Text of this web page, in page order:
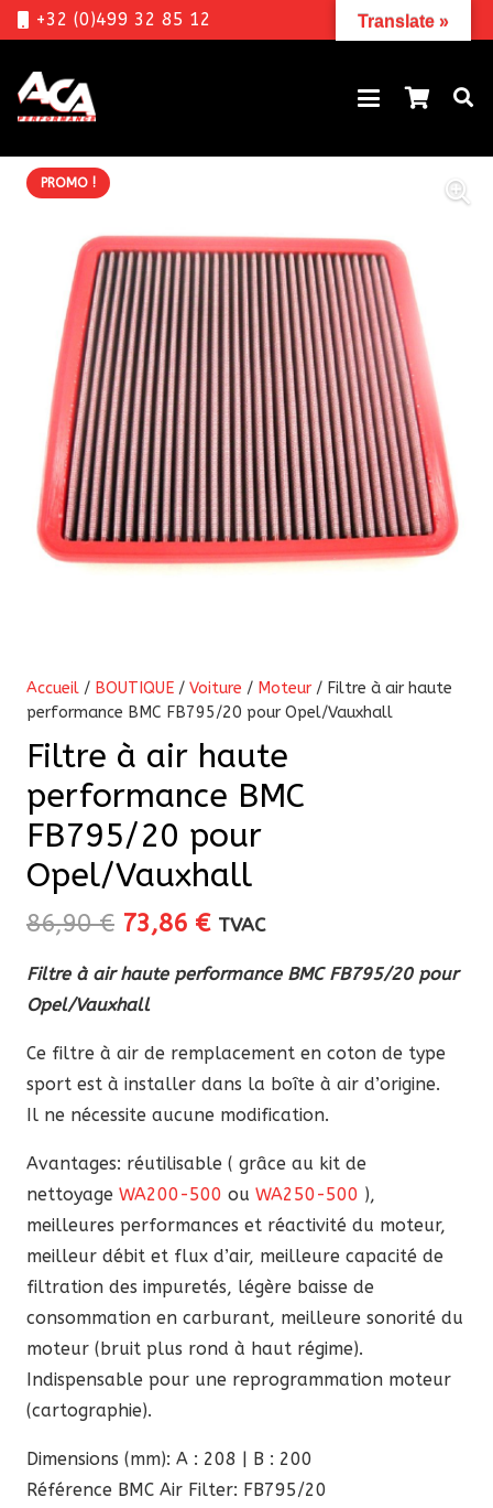
+32 (0)499 32 85 12
PROMO !
Accueil / BOUTIQUE / Voiture / Moteur / Filtre à air haute
performance BMC FB795/20 pour Opel/Vauxhall
Filtre à air haute
performance BMC
FB795/20 pour
Opel/Vauxhall
86,90€ Le
initial
était :
86,90 €.
73,86 €Le
actuel
73,86 €.
TVAC
Filtre à air haute performance BMC FB795/20 pour
Opel/Vauxhall
Ce filtre à air de remplacement en coton de type
sport est à installer dans la boîte à air d’origine.
Il ne nécessite aucune modification.
Avantages: réutilisable ( grâce au kit de
nettoyage WA200-500 ou WA250-500 ),
meilleures performances et réactivité du moteur,
meilleur débit et flux d’air, meilleure capacité de
filtration des impuretés, légère baisse de
consommation en carburant, meilleure sonorité du
moteur (bruit plus rond à haut régime).
Indispensable pour une reprogrammation moteur
(cartographie).
Dimensions (mm): A : 208 | B : 200
Référence BMC Air Filter: FB795/20
Translate »